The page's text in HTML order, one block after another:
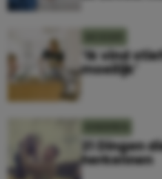
‘Ik vind
moeilijk’
21 Dingen
herkennen